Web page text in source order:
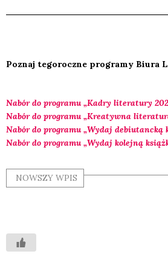
Poznaj tego­rocz­ne pro­gra­my Biu­ra
Nabór do pro­gra­mu „Kadry lite­ra­tu­ry
Nabór do pro­gra­mu „Kre­atyw­na
Nabór do pro­gra­mu „Wydaj debiu­tanc­ką
Nabór do pro­gra­mu „Wydaj kolej­ną
NOWSZY WPIS